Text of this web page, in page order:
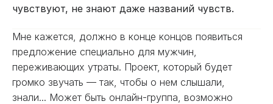
чувствуют, не знают даже названий чувств.
Мне кажется, должно в конце концов появиться
предложение специально для мужчин,
переживающих утраты. Проект, который будет
громко звучать — так, чтобы о нем слышали,
знали... Может быть онлайн-группа, возможно